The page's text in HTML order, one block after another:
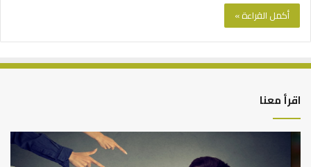
أكمل القراءة »
اقرأ معنا
من